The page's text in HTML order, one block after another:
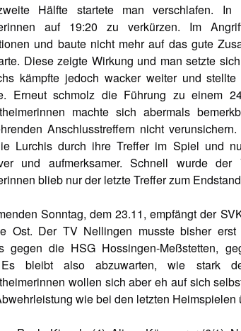
Hälfte startete man verschlafen.
auf 19:20 zu verkürzen. Im
und baute nicht mehr auf das gute
Diese zeigte Wirkung und man setzte
kämpfte jedoch wacker weiter und
Erneut schmolz die Führung zu einem
machte sich abermals
Anschlusstreffern nicht
Lurchis durch ihre Treffer im Spiel und
und aufmerksamer. Schnell wurde der
blieb nur der letzte Treffer zum
Sonntag, dem 23.11, empfängt der
Ost. Der TV Nellingen musste bisher
gegen die HSG Hossingen-Meßstetten,
bleibt also abzuwarten, wie stark
wollen sich aber eh auf sich
wie bei den letzten Heimspielen